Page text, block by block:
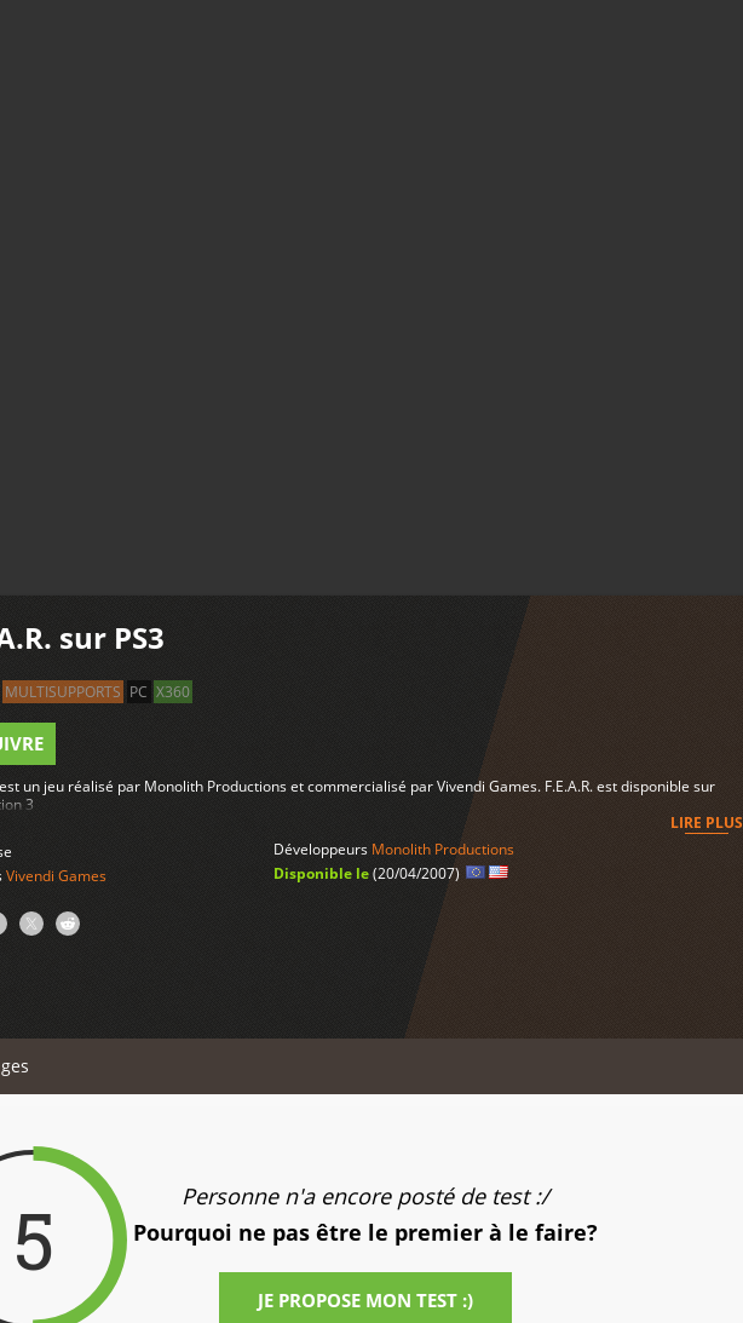
sur PS3
MULTISUPPORTS PC X360
est un jeu réalisé par Monolith Productions et commercialisé par Vivendi Games. F.E.A.R. est disponible sur
3
LIRE PLUS
Vivendi Games
Développeurs Monolith Productions
Disponible le(20/04/2007)
5
Personne n'a encore posté de test :/
Pourquoi ne pas être le premier à le faire?
JE PROPOSE MON TEST :)